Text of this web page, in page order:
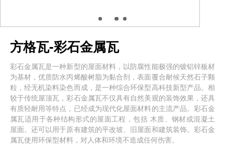
方格瓦-彩石金属瓦
彩石金属瓦是一种新型的屋面材料，以防腐性能极强的镀铝锌板材
为基材，优质防水丙烯酸树脂为黏合剂，表面覆合耐候天然石子颗
粒，经无机染料染色而成，是一种综合环保型高科技新型产品。相
较于传统屋顶瓦，彩石金属瓦不仅具有自然美观的装饰效果，还具
有质轻耐用等特点，已经成为现代化屋面材料的主流产品。彩石金
属瓦适用于各种结构形式的屋面工程，包括 木质、钢材或混凝土
屋面。还可以用于原有建筑的平改坡、旧屋面和建筑装饰。彩石金
属瓦使用环保型材料，对人体和环境不造成任何伤害。